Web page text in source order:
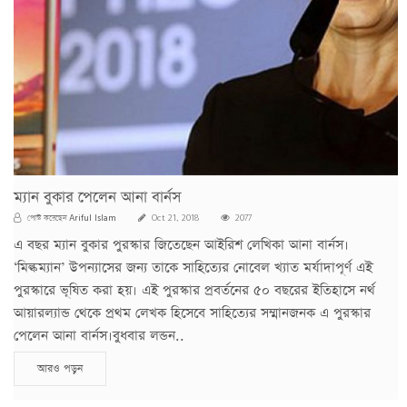
ম্যান বুকার পেলেন আনা বার্নস
পোস্ট করেছেনAriful Islam Oct 21, 2018 2077
এ বছর ম্যান বুকার পুরস্কার জিতেছেন আইরিশ লেখিকা আনা বার্নস।
‘মিল্কম্যান’ উপন্যাসের জন্য তাকে সাহিত্যের নোবেল খ্যাত মর্যাদাপূর্ণ এই
পুরস্কারে ভূষিত করা হয়। এই পুরস্কার প্রবর্তনের ৫০ বছরের ইতিহাসে নর্থ
আয়ারল্যান্ড থেকে প্রথম লেখক হিসেবে সাহিত্যের সম্মানজনক এ পুরস্কার
পেলেন আনা বার্নস।বুধবার লন্ডন..
আরও পড়ুন